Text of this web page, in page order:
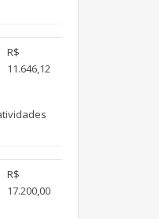
R$
11.646,12
R$
17.200,00